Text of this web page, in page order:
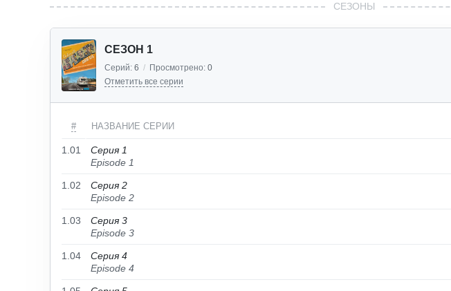
СЕЗОНЫ
СЕЗОН 1
Серий: 6 / Просмотрено: 0
Отметить все серии
# НАЗВАНИЕ СЕРИИ
1.01
Серия 1
Episode 1
1.02
Серия 2
Episode 2
1.03
Серия 3
Episode 3
1.04
Серия 4
Episode 4